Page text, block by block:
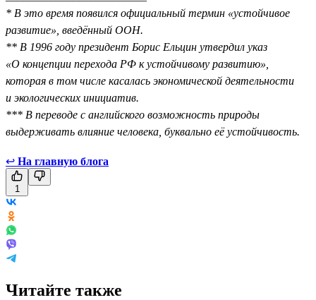
* В это время появился официальный термин «устойчивое
развитие», введённый ООН.
** В 1996 году президент Борис Ельцин утвердил указ
«О концепции перехода РФ к устойчивому развитию»,
которая в том числе касалась экономической деятельности
и экологических инициатив.
*** В переводе с английского возможность природы
выдерживать влияние человека, буквально её устойчивость.
↩ На главную блога
1
Читайте также